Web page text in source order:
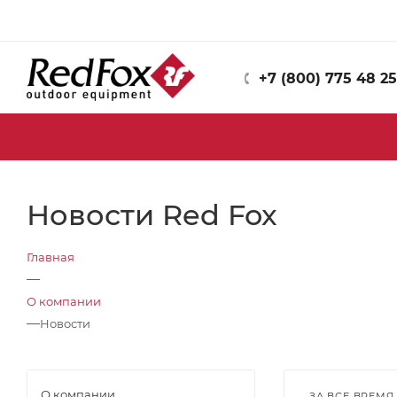
+7 (800) 775 48 25
Новости Red Fox
Главная
—
О компании
—Новости